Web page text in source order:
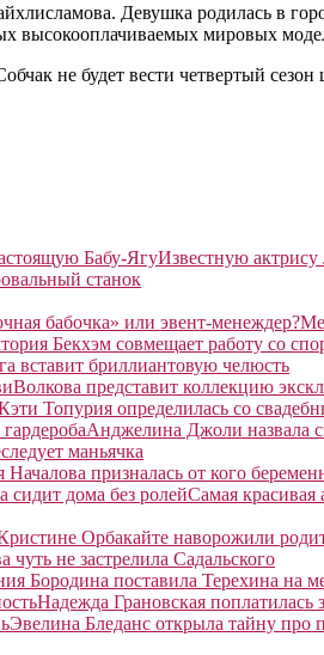
Девушка родилась в
высокооплачиваемых мировых
не будет вести четвертый
Известную
станок
Бекхэм совмещает работу со
вставит бриллиантовую челюсть
Волкова представит коллекцию
Топурия определилась со
Анджелина Джоли назвала
маньячка
призналась от кого
Самая красивая
Орбакайте наворожили
чуть не застрелила Садальского
Бородина поставила Терехина на
Надежда Грановская поплатилась
Эвелина Бледанс открыла тайну про